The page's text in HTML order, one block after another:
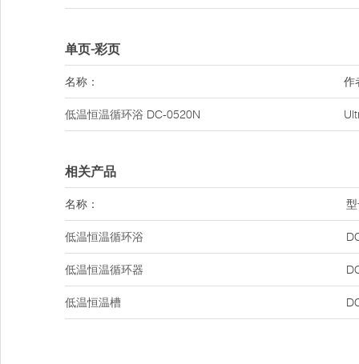
单页-彩页
名称： 作
低温恒温循环浴 DC-0520N
相关产品
名称：
低温恒温循环浴
低温恒温循环器
低温恒温槽